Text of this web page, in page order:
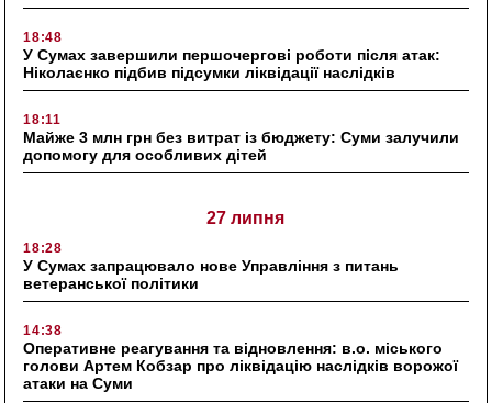
18:48
У Сумах завершили першочергові роботи після атак:
Ніколаєнко підбив підсумки ліквідації наслідків
18:11
Майже 3 млн грн без витрат із бюджету: Суми залучили
допомогу для особливих дітей
27 липня
18:28
У Сумах запрацювало нове Управління з питань
ветеранської політики
14:38
Оперативне реагування та відновлення: в.о. міського
голови Артем Кобзар про ліквідацію наслідків ворожої
атаки на Суми